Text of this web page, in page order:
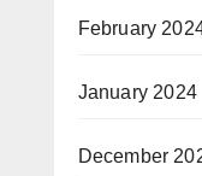
February
January 2024
December